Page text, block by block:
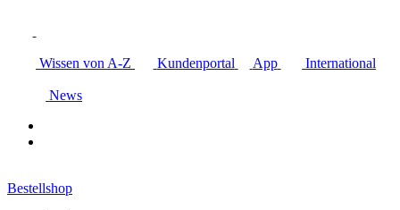
Wissen von A-Z Kundenportal App International
News
Bestellshop